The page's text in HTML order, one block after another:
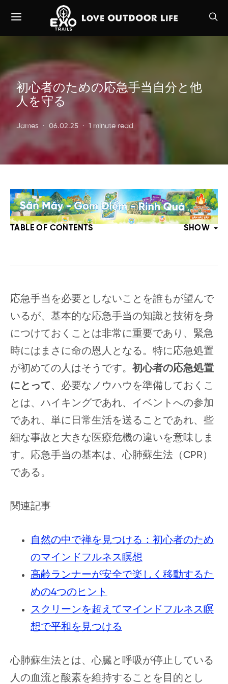
初心者のための応急手当自分と他
人を守る
James 06.02.25 1 minute read
TABLE OF CONTENTS SHOW
応急手当を必要としないことを誰もが望んで
いるが、基本的な応急手当の知識と技術を身
につけておくことは非常に重要であり、緊急
時にはまさに命の恩人となる。特に応急処置
が初めての人はそうです。 初心者の応急処置
にとって、必要なノウハウを準備しておくこ
とは、ハイキングであれ、イベントへの参加
であれ、単に日常生活を送ることであれ、些
細な事故と大きな医療危機の違いを意味しま
す。応急手当の基本は、心肺蘇生法（CPR）
である。
関連記事
自然の中で禅を見つける：初心者のため
のマインドフルネス瞑想
高齢ランナーが安全で楽しく移動するた
めの4つのヒント
スクリーンを超えてマインドフルネス瞑
想で平和を見つける
心肺蘇生法とは、心臓と呼吸が停止している
人の血流と酸素を維持することを目的とし